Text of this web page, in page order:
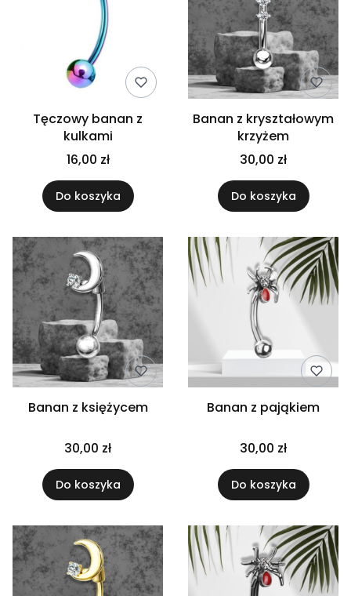
Tęczowy banan z
kulkami
16,00 zł
Do koszyka
Banan z kryształowym
krzyżem
30,00 zł
Do koszyka
Banan z księżycem
30,00 zł
Do koszyka
Banan z pająkiem
30,00 zł
Do koszyka